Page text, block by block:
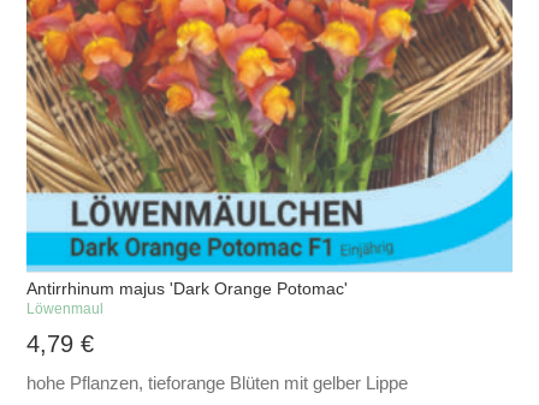
Antirrhinum majus 'Dark Orange Potomac'
Löwenmaul
4,79€
hohe Pflanzen, tieforange Blüten mit gelber Lippe